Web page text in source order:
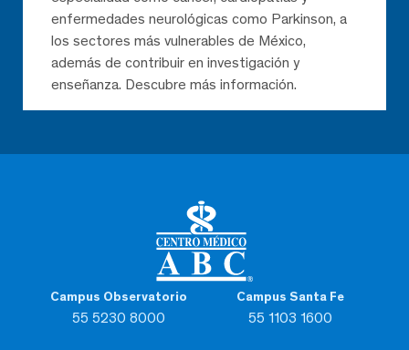
Campus Observatorio
55 5230 8000
Campus Santa Fe
55 1103 1600
enfermedades neurológicas como Parkinson, a
los sectores más vulnerables de México,
además de contribuir en investigación y
enseñanza. Descubre más información.